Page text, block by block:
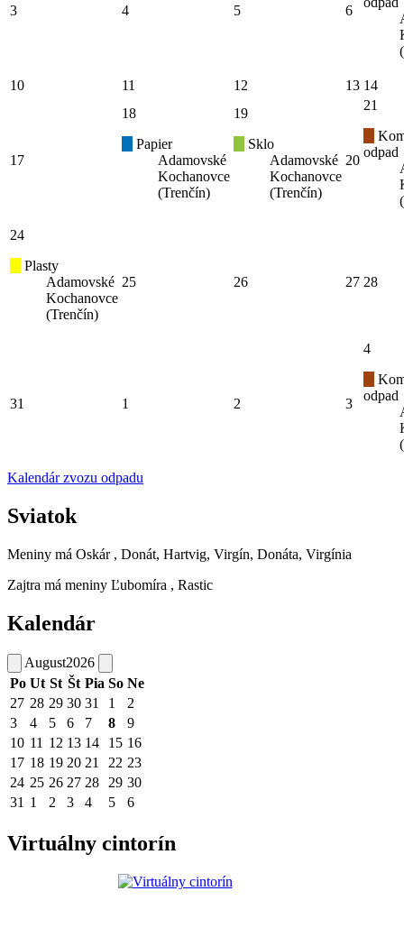
3 4 5 6
10 11 12 13 14
17
18
Papier
Adamovské
Kochanovce
(Trenčín)
19
Sklo
Adamovské
Kochanovce
(Trenčín)
20
21
odpad
24
Plasty
Adamovské
Kochanovce
(Trenčín)
25 26 27 28
31 1 2 3
4
odpad
Kalendár zvozu odpadu
Sviatok
Meniny má Oskár , Donát, Hartvig, Virgín, Donáta, Virgínia
Zajtra má meniny Ľubomíra , Rastic
Kalendár
August2026
Po Ut St Št Pia So Ne
27 28 29 30 31 1
2
3
4 5 6 7 8
9
10 11 12 13 14 15 16
17 18 19 20 21 22 23
24 25 26 27 28 29 30
31 1 2 3 4 5 6
Virtuálny cintorín